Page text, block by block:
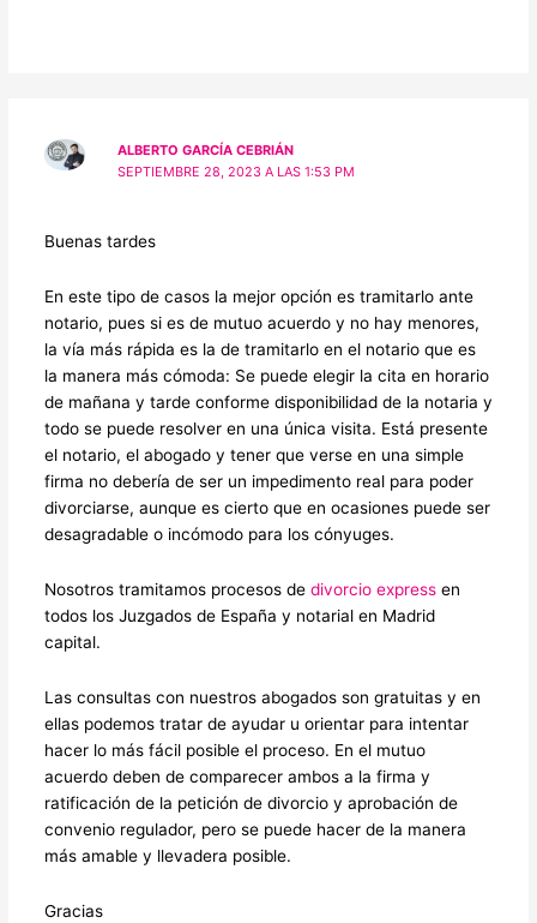
ALBERTO GARCÍA CEBRIÁN
SEPTIEMBRE 28, 2023 A LAS 1:53 PM
Buenas tardes
En este tipo de casos la mejor opción es tramitarlo ante
notario, pues si es de mutuo acuerdo y no hay menores,
la vía más rápida es la de tramitarlo en el notario que es
la manera más cómoda: Se puede elegir la cita en horario
de mañana y tarde conforme disponibilidad de la notaria y
todo se puede resolver en una única visita. Está presente
el notario, el abogado y tener que verse en una simple
firma no debería de ser un impedimento real para poder
divorciarse, aunque es cierto que en ocasiones puede ser
desagradable o incómodo para los cónyuges.
Nosotros tramitamos procesos de divorcio expressen
todos los Juzgados de España y notarial en Madrid
capital.
Las consultas con nuestros abogados son gratuitas y en
ellas podemos tratar de ayudar u orientar para intentar
hacer lo más fácil posible el proceso. En el mutuo
acuerdo deben de comparecer ambos a la firma y
ratificación de la petición de divorcio y aprobación de
convenio regulador, pero se puede hacer de la manera
más amable y llevadera posible.
Gracias